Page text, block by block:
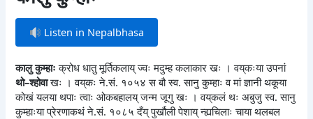
Listen in Nepalbhasa
कालु कुम्हाःक्रोध धातु मूर्तिकलाय् ज्वः मदुम्ह कलाकार खः । वय्‌कःया उपनां
थो–श्होवाखः । वय्‌कः ने.सं. १०५४ स बौ स्व. सानु कुम्हाः व मां ज्ञानी थकूया
कोखं यलया थपाः त्वाः ओकबहालय् जन्म जूगु खः । वय्‌कलं थः अबुजु स्व. सानु
कुम्हाःया प्रेरणाकथं ने.सं. १०८५ दँय् पुर्खौली पेशाय् न्ह्यचिलाः चाया थलबल